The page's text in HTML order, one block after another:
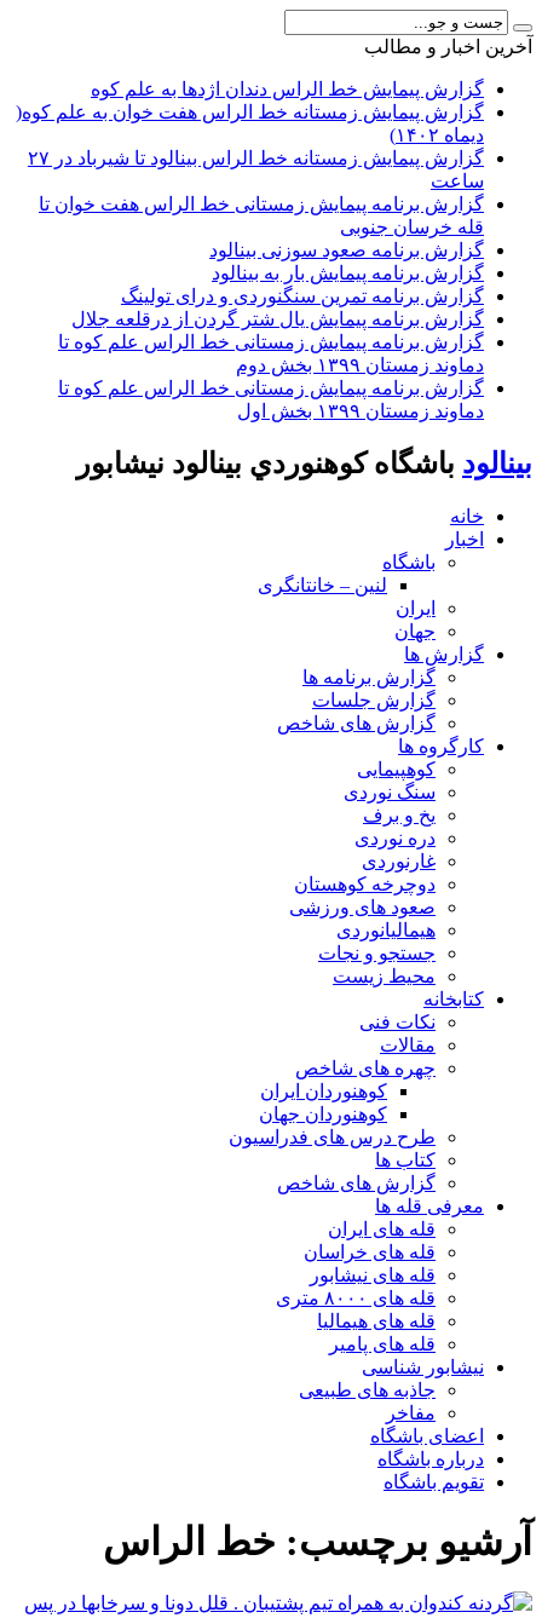
آخرين اخبار و مطالب
گزارش پیمایش خط الراس دندان اژدها به علم کوه
گزارش پیمایش زمستانه خط الراس هفت خوان به علم کوه(
دیماه ۱۴۰۲)
گزارش پیمایش زمستانه خط الراس بینالود تا شیرباد در ۲۷
ساعت
گزارش برنامه پیمایش زمستانی خط الراس هفت خوان تا
قله خرسان جنوبی
گزارش برنامه صعود سوزنی بینالود
گزارش برنامه پیمایش بار به بینالود
گزارش برنامه تمرین سنگنوردی و درای تولینگ
گزارش برنامه پیمایش یال شتر گردن از درقلعه جلال
گزارش برنامه پیمایش زمستانی خط الراس علم کوه تا
دماوند زمستان ۱۳۹۹ بخش دوم
گزارش برنامه پیمایش زمستانی خط الراس علم کوه تا
دماوند زمستان ۱۳۹۹ بخش اول
بينالود باشگاه كوهنوردي بينالود نيشابور
خانه
اخبار
باشگاه
لنین – خانتانگری
ایران
جهان
گزارش ها
گزارش برنامه ها
گزارش جلسات
گزارش های شاخص
کارگروه ها
کوهپیمایی
سنگ نوردی
یخ و برف
دره نوردی
غارنوردی
دوچرخه کوهستان
صعود های ورزشی
هیمالیانوردی
جستجو و نجات
محیط زیست
کتابخانه
نکات فنی
مقالات
چهره های شاخص
کوهنوردان ایران
کوهنوردان جهان
طرح درس های فدراسیون
کتاب ها
گزارش های شاخص
معرفی قله ها
قله های ایران
قله های خراسان
قله های نیشابور
قله های ۸۰۰۰ متری
قله های هیمالیا
قله های پامیر
نیشابور شناسی
جاذبه های طبیعی
مفاخر
اعضای باشگاه
درباره باشگاه
تقویم باشگاه
آرشیو برچسب: خط الراس